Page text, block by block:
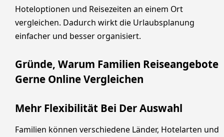
Hoteloptionen und Reisezeiten an einem Ort
vergleichen. Dadurch wirkt die Urlaubsplanung
einfacher und besser organisiert.
Gründe, Warum Familien Reiseangebote
Gerne Online Vergleichen
Mehr Flexibilität Bei Der Auswahl
Familien können verschiedene Länder, Hotelarten und